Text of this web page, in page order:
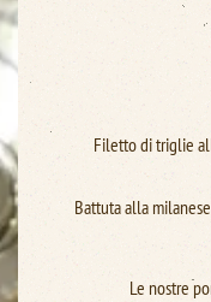
Filetto di triglie
Battuta alla
Le nostre